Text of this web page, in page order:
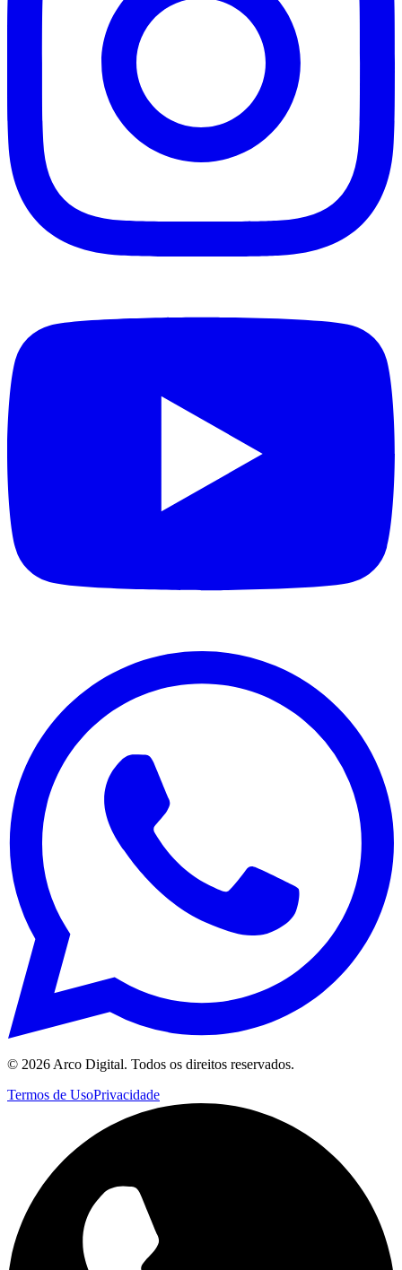
© 2026 Arco Digital. Todos os direitos reservados.
Termos de UsoPrivacidade